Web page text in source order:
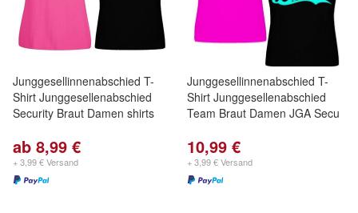
Junggesellinnenabschied T-
Shirt Junggesellenabschied
Security Braut Damen shirts
ab 8,99 €
+ 3,99 € Versand
Junggesellinnenabschied T-
Shirt Junggesellenabschied
Team Braut Damen JGA Secu
10,99 €
+ 3,99 € Versand